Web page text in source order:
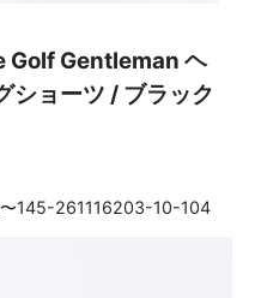
Gentleman ヘ
ショーツ / ブラック
145-261116203-10-104